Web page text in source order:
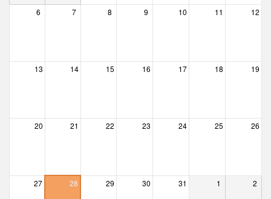
Csobánka
Délegyháza
Dunabogdány
6 7 8 9 10 11 12
13 14 15 16 17 18 19
20 21 22 23 24 25 26
27 28 29 30 31 1 2